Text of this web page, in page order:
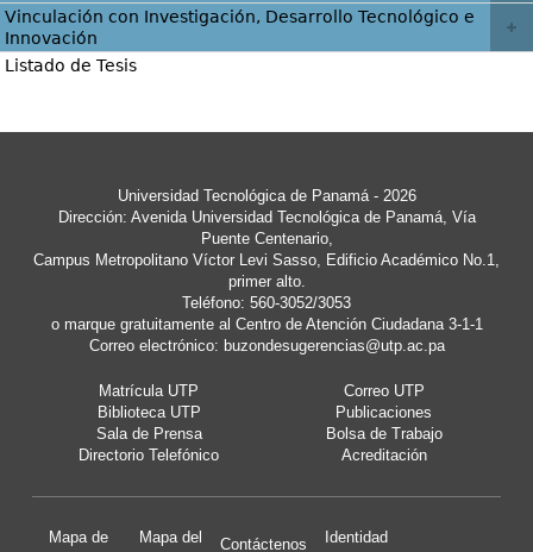
Vinculación con Investigación, Desarrollo Tecnológico e
Innovación
Listado de Tesis
Universidad Tecnológica de Panamá - 2026
Dirección: Avenida Universidad Tecnológica de Panamá, Vía
Puente Centenario,
Campus Metropolitano Víctor Levi Sasso, Edificio Académico No.1,
primer alto.
Teléfono: 560-3052/3053
o marque gratuitamente al Centro de Atención Ciudadana 3-1-1
Correo electrónico: buzondesugerencias@utp.ac.pa
Matrícula UTP
Correo UTP
Biblioteca UTP
Publicaciones
Sala de Prensa
Bolsa de Trabajo
Directorio Telefónico
Acreditación
Mapa de
Mapa del
Contáctenos
Identidad